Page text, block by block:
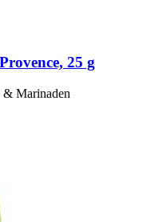
25 g
& Marinaden